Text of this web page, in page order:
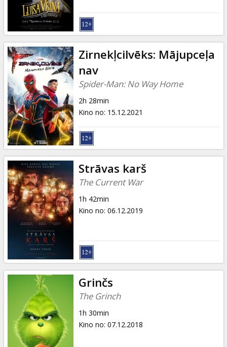
Zirnekļcilvēks: Mājupceļa
nav
Spider-Man: No Way Home
2h 28min
Kino no: 15.12.2021
Strāvas karš
The Current War
1h 42min
Kino no: 06.12.2019
Grinčs
The Grinch
1h 30min
Kino no: 07.12.2018